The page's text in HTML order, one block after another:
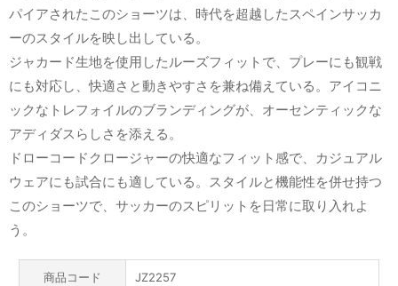
パイアされたこのショーツは、時代を超越したスペインサッカ
ーのスタイルを映し出している。
ジャカード生地を使用したルーズフィットで、プレーにも観戦
にも対応し、快適さと動きやすさを兼ね備えている。アイコニ
ックなトレフォイルのブランディングが、オーセンティックな
アディダスらしさを添える。
ドローコードクロージャーの快適なフィット感で、カジュアル
ウェアにも試合にも適している。スタイルと機能性を併せ持つ
このショーツで、サッカーのスピリットを日常に取り入れよ
う。
商品コード JZ2257